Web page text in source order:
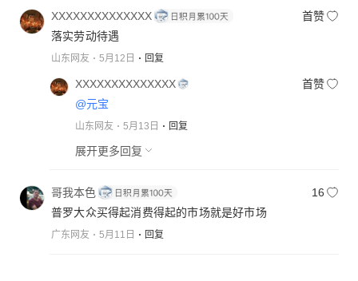
XXXXXXXXXXXXXX
首赞
落实劳动待遇
山东网友 5月12日 回复
XXXXXXXXXXXXXX
首赞
@元宝
山东网友 5月13日 回复
展开更多回复
哥我本色
16
普罗大众买得起消费得起的市场就是好市场
广东网友 5月11日 回复